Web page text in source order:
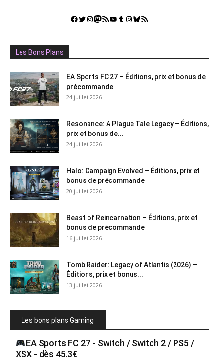
Facebook
Twitter
Instagram
Mastodon
Flux RSSYouTube
Tumblr
Instagram
Bluesky
GestGame
Les Bons Plans
EA Sports FC 27 – Éditions, prix et bonus de
précommande
24 juillet 2026
Resonance: A Plague Tale Legacy – Éditions,
prix et bonus de...
24 juillet 2026
Halo: Campaign Evolved – Éditions, prix et
bonus de précommande
20 juillet 2026
Beast of Reincarnation – Éditions, prix et
bonus de précommande
16 juillet 2026
Tomb Raider: Legacy of Atlantis (2026) –
Éditions, prix et bonus...
13 juillet 2026
Les bons plans Gaming
EA Sports FC 27 - Switch / Switch 2 / PS5 /
XSX - dès 45.3€